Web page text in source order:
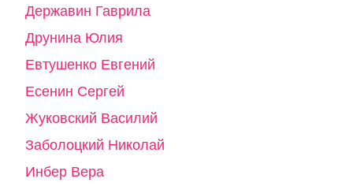
Державин Гаврила
Друнина Юлия
Евтушенко Евгений
Есенин Сергей
Жуковский Василий
Заболоцкий Николай
Инбер Вера